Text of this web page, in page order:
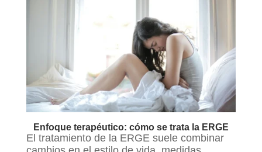
Enfoque terapéutico: cómo se trata la ERGE
El tratamiento de la ERGE suele combinar